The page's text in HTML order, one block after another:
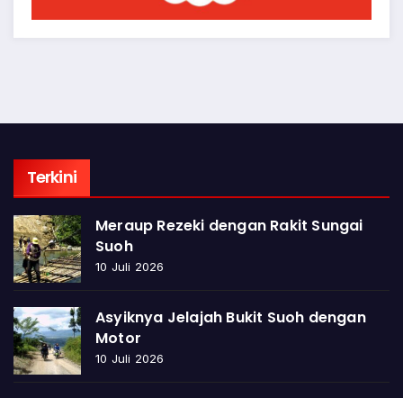
Terkini
Meraup Rezeki dengan Rakit Sungai
Suoh
10 Juli 2026
Asyiknya Jelajah Bukit Suoh dengan
Motor
10 Juli 2026